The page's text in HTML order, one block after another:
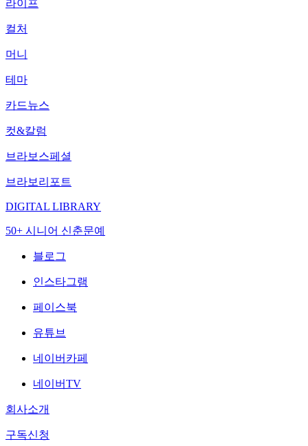
라이프
컬처
머니
테마
카드뉴스
컷&칼럼
브라보스페셜
브라보리포트
DIGITAL LIBRARY
50+ 시니어 신춘문예
블로그
인스타그램
페이스북
유튜브
네이버카페
네이버TV
회사소개
구독신청